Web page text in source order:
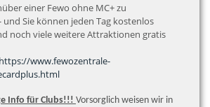
einer Fewo ohne MC+ zu
Sie können jeden Tag kostenlos
noch viele weitere Attraktionen gratis
https://www.fewozentrale-
Info für Clubs!!! Vorsorglich weisen wir in